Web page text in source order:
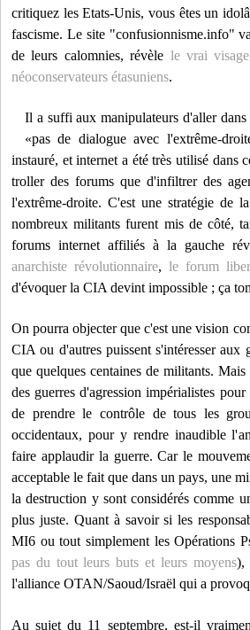
critiquez les Etats-Unis, vous êtes un
fascisme. Le site "confusionnisme.info"
de leurs calomnies, révèle le vrai
néoconservateurs étasuniens.
Il a suffi aux manipulateurs d'aller dans
«pas de dialogue avec l'extrême-
instauré, et internet a été très utilisé dans
troller des forums que d'infiltrer des
l'extrême-droite. C'est une stratégie de
nombreux militants furent mis de côté,
forums internet affiliés à la gauche
anarchiste révolutionnaire,le forum
d'évoquer la CIA devint impossible ; ça
On pourra objecter que c'est une vision
CIA ou d'autres puissent s'intéresser aux
que quelques centaines de militants.
des guerres d'agression impérialistes
de prendre le contrôle de tous les
occidentaux, pour y rendre inaudible
faire applaudir la guerre. Car le
acceptable le fait que dans un pays, une
la destruction y sont considérés comme
plus juste. Quant à savoir si les
MI6 ou tout simplement les Opérations
pas du tout leurs buts et leurs moyens),
l'alliance OTAN/Saoud/Israël qui a
Au sujet du 11 septembre, est-il